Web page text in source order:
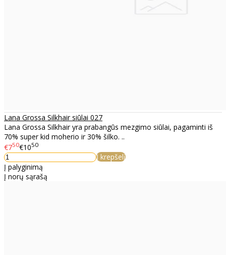
Lana Grossa Silkhair siūlai 027
Lana Grossa Silkhair yra prabangūs mezgimo siūlai, pagaminti iš
70% super kid moherio ir 30% šilko. ..
€750€1050
Į krepšelį
Į palyginimą
Į norų sąrašą